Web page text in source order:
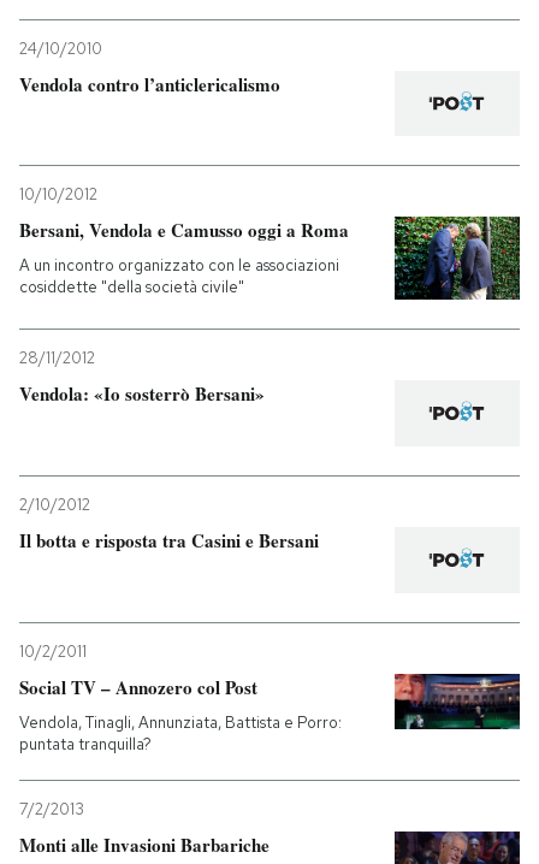
24/10/2010
Vendola contro l’anticlericalismo
10/10/2012
Bersani, Vendola e Camusso oggi a Roma
A un incontro organizzato con le associazioni
cosiddette "della società civile"
28/11/2012
Vendola: «Io sosterrò Bersani»
2/10/2012
Il botta e risposta tra Casini e Bersani
10/2/2011
Social TV – Annozero col Post
Vendola, Tinagli, Annunziata, Battista e Porro:
puntata tranquilla?
7/2/2013
Monti alle Invasioni Barbariche